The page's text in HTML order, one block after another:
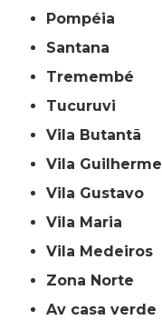
Pompéia
Santana
Tremembé
Tucuruvi
Vila Butantã
Vila Guilherme
Vila Gustavo
Vila Maria
Vila Medeiros
Zona Norte
av casa verde